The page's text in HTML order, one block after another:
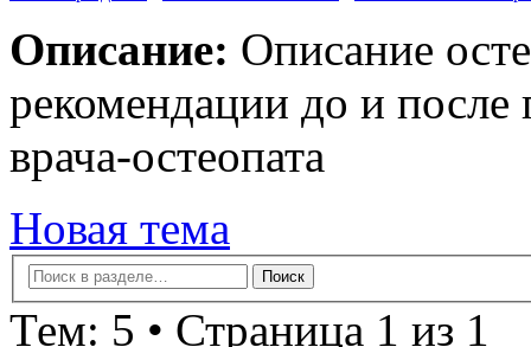
Описание: Описание
рекомендации до и
врача-остеопата
Новая тема
Тем: 5 • Страница 1 из 1